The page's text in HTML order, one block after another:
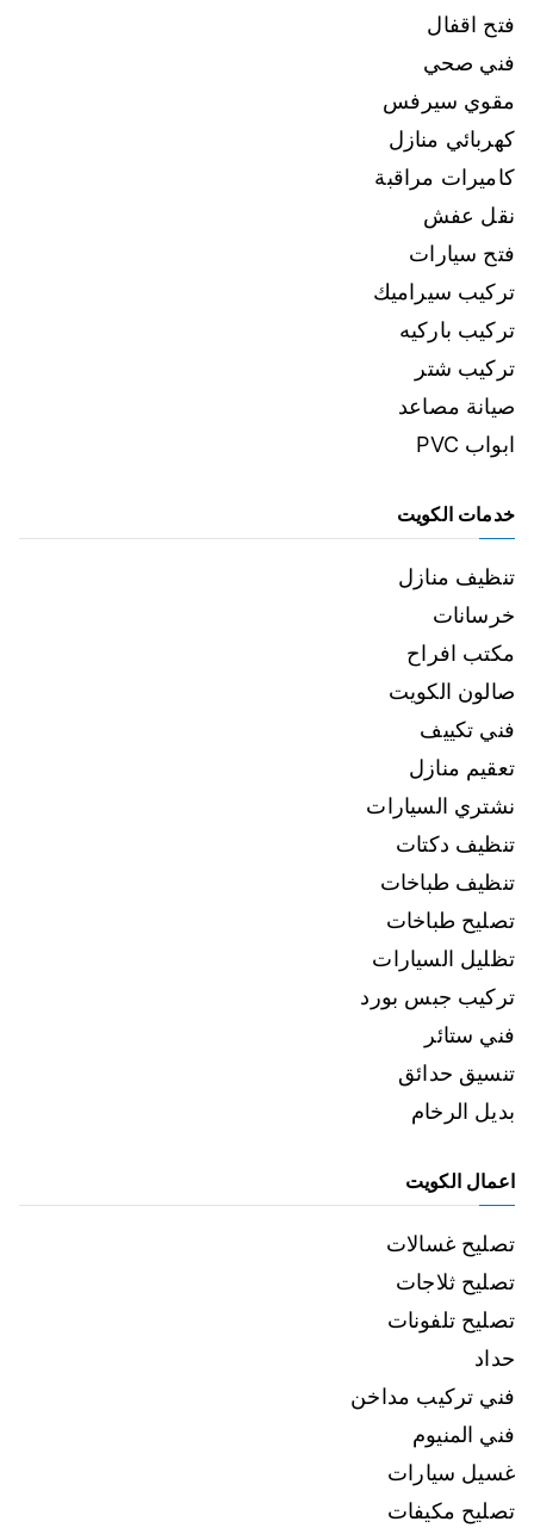
فتح اقفال
فني صحي
مقوي سيرفس
كهربائي منازل
كاميرات مراقبة
نقل عفش
فتح سيارات
تركيب سيراميك
تركيب باركيه
تركيب شتر
صيانة مصاعد
ابواب PVC
خدمات الكويت
تنظيف منازل
خرسانات
مكتب افراح
صالون الكويت
فني تكييف
تعقيم منازل
نشتري السيارات
تنظيف دكتات
تنظيف طباخات
تصليح طباخات
تظليل السيارات
تركيب جبس بورد
فني ستائر
تنسيق حدائق
بديل الرخام
اعمال الكويت
تصليح غسالات
تصليح ثلاجات
تصليح تلفونات
حداد
فني تركيب مداخن
فني المنيوم
غسيل سيارات
تصليح مكيفات